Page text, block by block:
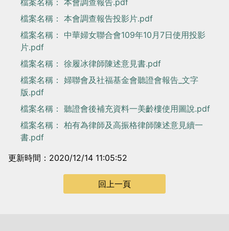
檔案名稱： 本會調查報告.pdf
檔案名稱： 本會調查報告投影片.pdf
檔案名稱： 中華婦女聯合會109年10月7日使用投影
片.pdf
檔案名稱： 徐履冰律師陳述意見書.pdf
檔案名稱： 婦聯會及社福基金會聽證會報告_文字
版.pdf
檔案名稱： 聽證會後補充資料一美齡樓使用圖說.pdf
檔案名稱： 柏有為律師及高振格律師陳述意見續一
書.pdf
更新時間：2020/12/14 11:05:52
回上一頁